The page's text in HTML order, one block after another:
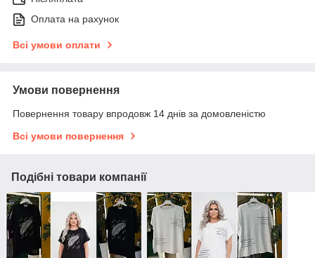
Оплата на рахунок
Всі умови оплати
Умови повернення
Повернення товару впродовж 14 днів за домовленістю
Всі умови повернення
Подібні товари компанії